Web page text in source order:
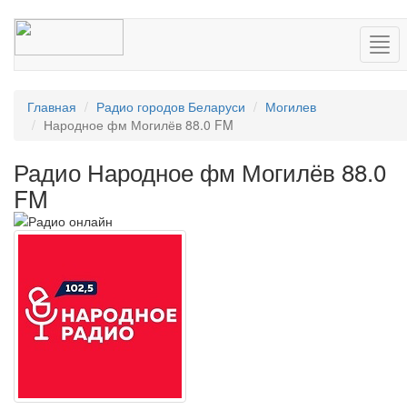
Главная Радио городов Беларуси
Могилев
Народное фм Могилёв 88.0 FM
Радио Народное фм Могилёв 88.0
FM